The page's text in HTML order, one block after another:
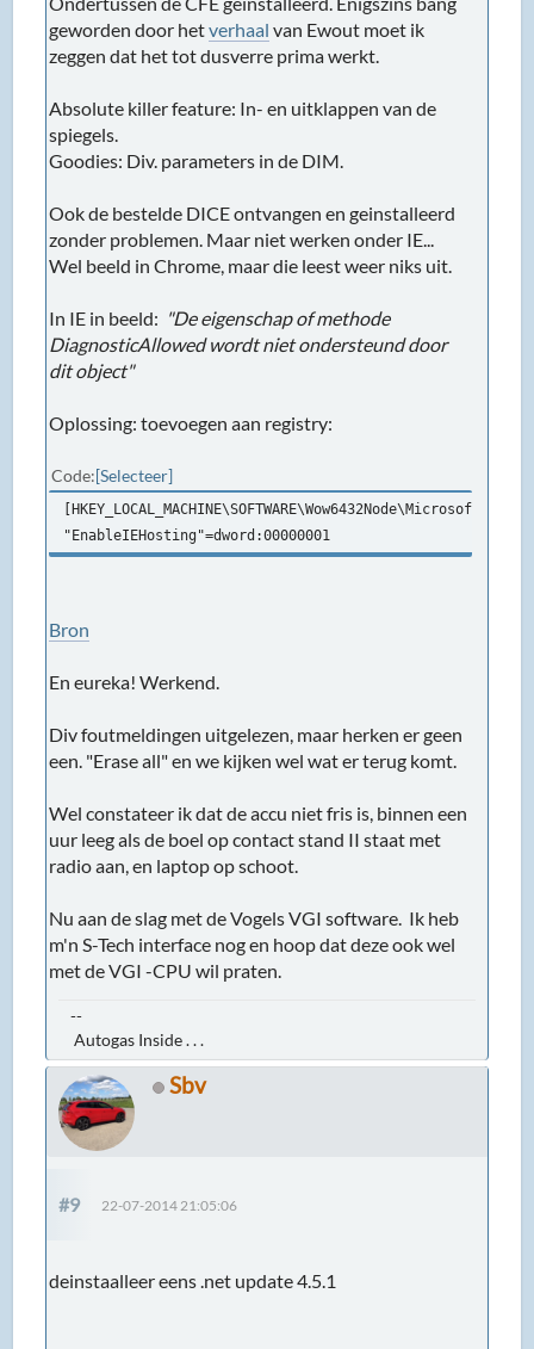
geworden door hetverhaal van Ewout moet ik
zeggen dat het tot dusverre prima werkt.
Absolute killer feature: In- en uitklappen van de
spiegels.
Goodies: Div. parameters in de DIM.
Ook de bestelde DICE ontvangen en geinstalleerd
zonder problemen. Maar niet werken onder IE...
Wel beeld in Chrome, maar die leest weer niks uit.
In IE in beeld: "De eigenschap of methode
DiagnosticAllowed wordt niet ondersteund door
dit object"
Oplossing: toevoegen aan registry:
Code Selecteer
"EnableIEHosting"=dword:00000001
Bron
En eureka! Werkend.
Div foutmeldingen uitgelezen, maar herken er geen
een. "Erase all" en we kijken wel wat er terug komt.
Wel constateer ik dat de accu niet fris is, binnen een
uur leeg als de boel op contact stand II staat met
radio aan, en laptop op schoot.
Nu aan de slag met de Vogels VGI software. Ik heb
m'n S-Tech interface nog en hoop dat deze ook wel
met de VGI -CPU wil praten.
--
Autogas Inside . . .
Sbv
#9 22-07-2014 21:05:06
deinstaalleer eens .net update 4.5.1